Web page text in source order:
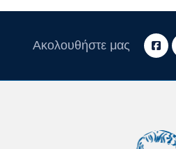
Ακολουθήστε μας